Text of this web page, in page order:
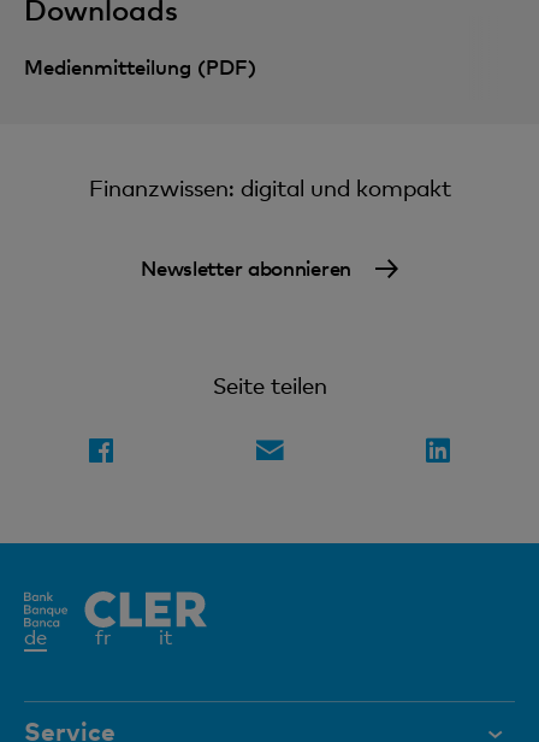
Downloads
Medienmitteilung (PDF)
Finanzwissen: digital und kompakt
Newsletter abonnieren
Seite teilen
deAktives
fr it
Service